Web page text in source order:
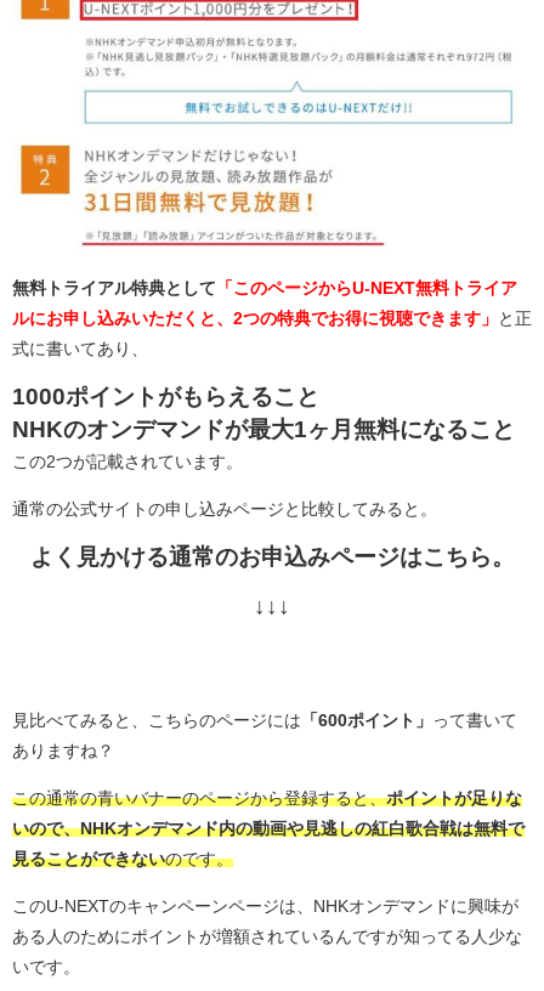
無料トライアル特典として 「このページからU-NEXT無料トライア
ルにお申し込みいただくと、2つの特典でお得に視聴できます」
と正
式に書いてあり、
1000ポイントがもらえること
NHKのオンデマンドが最大1ヶ月無料になること
この2つが記載されています。
通常の公式サイトの申し込みページと比較してみると。
よく見かける通常のお申込みページはこちら。
↓↓↓
見比べてみると、こちらのページには 「600ポイント」
って書いて
ありますね？
この通常の青いバナーのページから登録すると、ポイントが足りな
いので、NHKオンデマンド内の動画や見逃しの紅白歌合戦は無料で
見ることができないのです。
このU-NEXTのキャンペーンページは、NHKオンデマンドに興味が
ある人のためにポイントが増額されているんですが知ってる人少な
いです。